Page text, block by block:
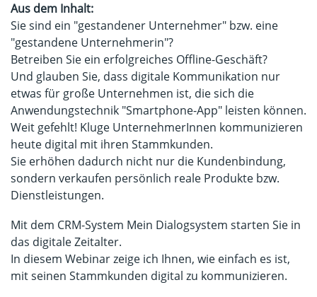
Aus dem Inhalt:
Sie sind ein "gestandener Unternehmer" bzw. eine
"gestandene Unternehmerin"?
Betreiben Sie ein erfolgreiches Offline-Geschäft?
Und glauben Sie, dass digitale Kommunikation nur
etwas für große Unternehmen ist, die sich die
Anwendungstechnik "Smartphone-App" leisten können.
Weit gefehlt! Kluge UnternehmerInnen kommunizieren
heute digital mit ihren Stammkunden.
Sie erhöhen dadurch nicht nur die Kundenbindung,
sondern verkaufen persönlich reale Produkte bzw.
Dienstleistungen.
Mit dem CRM-System Mein Dialogsystem starten Sie in
das digitale Zeitalter.
In diesem Webinar zeige ich Ihnen, wie einfach es ist,
mit seinen Stammkunden digital zu kommunizieren.